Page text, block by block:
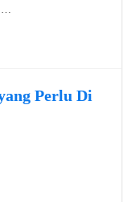
…
Perlu Di